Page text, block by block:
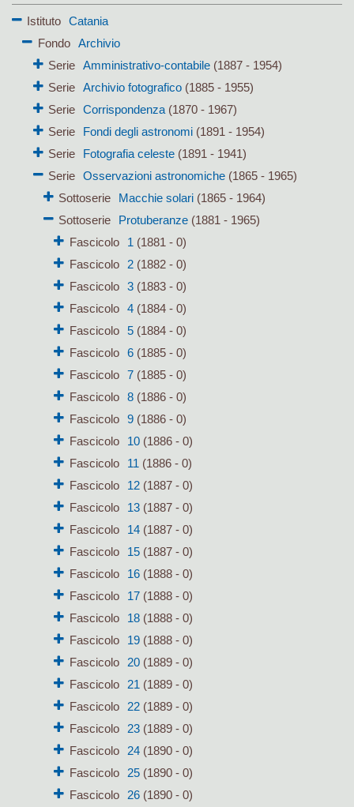
Istituto
Catania
Fondo
Archivio
Serie Amministrativo-contabile(1887 - 1954)
Serie Archivio fotografico(1885 - 1955)
Serie Corrispondenza(1870 - 1967)
Serie
Fondi degli astronomi(1891 - 1954)
Serie
Fotografia celeste(1891 - 1941)
Serie Osservazioni astronomiche(1865 - 1965)
Sottoserie
Macchie solari (1865 - 1964)
Sottoserie
Protuberanze (1881 - 1965)
Fascicolo
1 (1881 - 0)
Fascicolo
2(1882 - 0)
Fascicolo
3(1883 - 0)
Fascicolo
4(1884 - 0)
Fascicolo
5(1884 - 0)
Fascicolo
6(1885 - 0)
Fascicolo
7(1885 - 0)
Fascicolo
8(1886 - 0)
Fascicolo
9(1886 - 0)
Fascicolo
10(1886 - 0)
Fascicolo
11 (1886 - 0)
Fascicolo
12(1887 - 0)
Fascicolo
13(1887 - 0)
Fascicolo
14(1887 - 0)
Fascicolo
15(1887 - 0)
Fascicolo
16(1888 - 0)
Fascicolo
17(1888 - 0)
Fascicolo
18(1888 - 0)
Fascicolo
19(1888 - 0)
Fascicolo
20(1889 - 0)
Fascicolo
21 (1889 - 0)
Fascicolo
22(1889 - 0)
Fascicolo
23(1889 - 0)
Fascicolo
24(1890 - 0)
Fascicolo
25(1890 - 0)
Fascicolo
26(1890 - 0)